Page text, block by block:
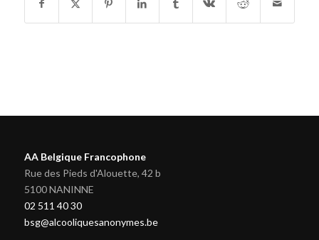
AA Belgique Francophone
Rue des Pieds d'Alouette, 42 b
5100 NANINNE
02 511 40 30
bsg@alcooliquesanonymes.be